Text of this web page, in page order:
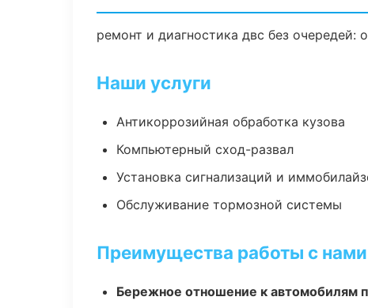
ремонт и диагностика двс без очередей:
Наши услуги
Антикоррозийная обработка кузова
Компьютерный сход-развал
Установка сигнализаций и
Обслуживание тормозной системы
Преимущества работы с нами
Бережное отношение к автомобилям